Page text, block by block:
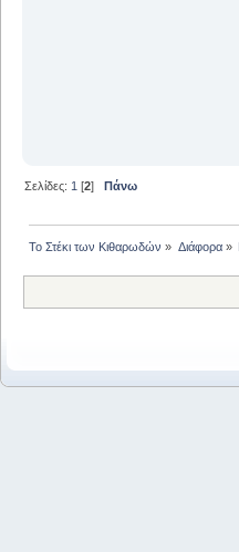
Σελίδες: 1 [2] Πάνω
Το Στέκι των Κιθαρωδών » Διάφορα»